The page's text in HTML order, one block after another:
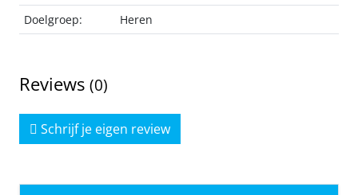
Doelgroep:
Heren
Reviews (0)
Schrijf je eigen review